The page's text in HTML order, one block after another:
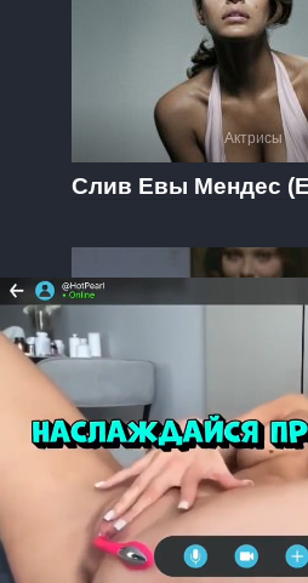
Актрисы
Слив Евы Мендес
Актрисы
Слив Орнеллы